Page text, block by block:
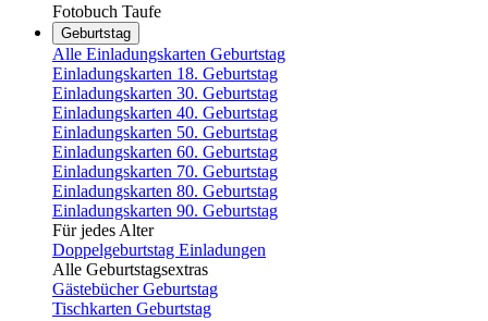
Fotobuch Taufe
Geburtstag
Alle Einladungskarten Geburtstag
Einladungskarten 18. Geburtstag
Einladungskarten 30. Geburtstag
Einladungskarten 40. Geburtstag
Einladungskarten 50. Geburtstag
Einladungskarten 60. Geburtstag
Einladungskarten 70. Geburtstag
Einladungskarten 80. Geburtstag
Einladungskarten 90. Geburtstag
Für jedes Alter
Doppelgeburtstag Einladungen
Alle Geburtstagsextras
Gästebücher Geburtstag
Tischkarten Geburtstag